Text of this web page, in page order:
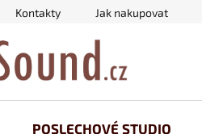
Kontakty Jak nakupovat
POSLECHOVÉ STUDIO